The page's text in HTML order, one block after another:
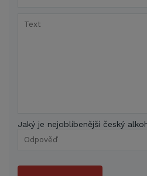
Jaký je nejoblíbenější český